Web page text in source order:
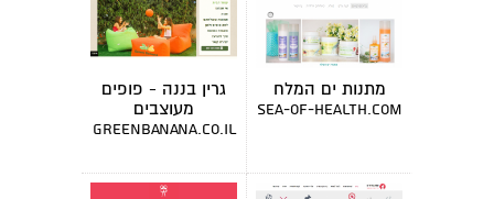
מתנות ים המלח
sea-of-health.com
גרין בננה - פופים
מעוצבים
greenbanana.co.il